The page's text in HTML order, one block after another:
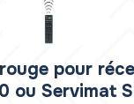
pour
ou Servimat